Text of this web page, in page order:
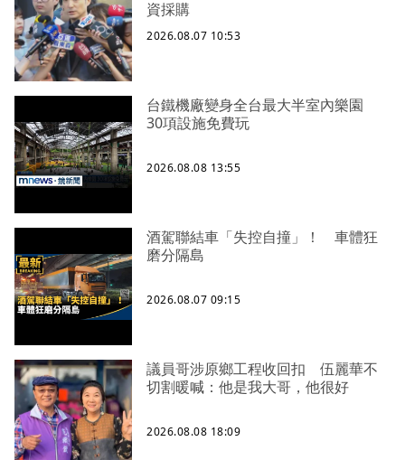
資採購
2026.08.07 10:53
台鐵機廠變身全台最大半室內樂園
30項設施免費玩
2026.08.08 13:55
酒駕聯結車「失控自撞」！ 車體狂
磨分隔島
2026.08.07 09:15
議員哥涉原鄉工程收回扣 伍麗華不
切割暖喊：他是我大哥，他很好
2026.08.08 18:09